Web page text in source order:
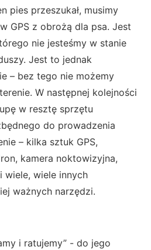
pies przeszukał, musimy
GPS z obrożą dla psa. Jest
nie jesteśmy w stanie
Jest to jednak
– bez tego nie możemy
W następnej kolejności
w resztę sprzętu
do prowadzenia
– kilka sztuk GPS,
kamera noktowizyjna,
wiele innych
ważnych narzędzi.
i ratujemy” - do jego